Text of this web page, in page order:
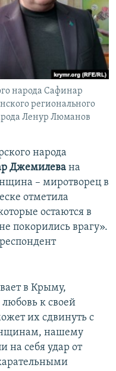
народа Сафинар
регионального
Ленур Люманов
народа
Джемилева на
– миротворец в
отметила
остаются в
покорились врагу».
в Крыму,
к своей
их сдвинуть с
нашему
на себя удар от